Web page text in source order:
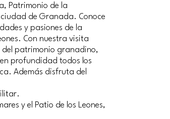
Patrimonio de la
de Granada. Conoce
y pasiones de la
Con nuestra visita
patrimonio granadino,
profundidad todos los
Además disfruta del
y el Patio de los Leones,